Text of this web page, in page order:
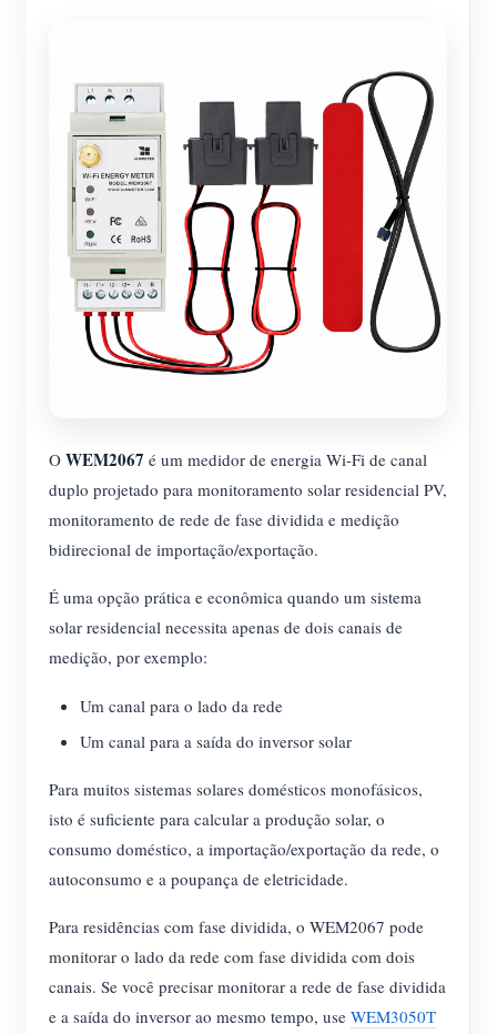
O WEM2067 é um medidor de energia Wi-Fi de canal
duplo projetado para monitoramento solar residencial PV,
monitoramento de rede de fase dividida e medição
bidirecional de importação/exportação.
É uma opção prática e econômica quando um sistema
solar residencial necessita apenas de dois canais de
medição, por exemplo:
Um canal para o lado da rede
Um canal para a saída do inversor solar
Para muitos sistemas solares domésticos monofásicos,
isto é suficiente para calcular a produção solar, o
consumo doméstico, a importação/exportação da rede, o
autoconsumo e a poupança de eletricidade.
Para residências com fase dividida, o WEM2067 pode
monitorar o lado da rede com fase dividida com dois
canais. Se você precisar monitorar a rede de fase dividida
e a saída do inversor ao mesmo tempo, use WEM3050T